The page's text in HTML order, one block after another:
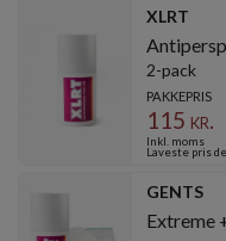
XLRT
2-pack
PAKKEPRIS
115 kr.
Inkl. moms
Laveste pris
GENTS
Extreme